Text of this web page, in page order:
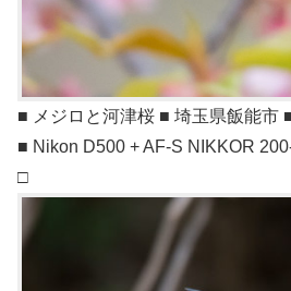
■ メジロと河津桜 ■ 埼玉県飯能市
■ Nikon D500 + AF-S NIKKOR
□